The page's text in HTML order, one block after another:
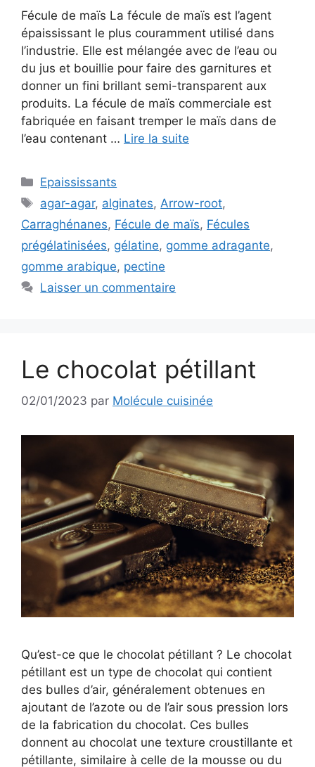
Fécule de maïs La fécule de maïs est l’agent
épaississant le plus couramment utilisé dans
l’industrie. Elle est mélangée avec de l’eau ou
du jus et bouillie pour faire des garnitures et
donner un fini brillant semi-transparent aux
produits. La fécule de maïs commerciale est
fabriquée en faisant tremper le maïs dans de
l’eau contenant … Lire la suite
Catégories
Epaississants
Étiquettes
agar-agar, alginates,Arrow-root,
Carraghénanes, Fécule de maïs, Fécules
prégélatinisées, gélatine, gomme adragante,
gomme arabique, pectine
Laisser un commentaire
Le chocolat pétillant
02/01/2023 par Molécule cuisinée
Qu’est-ce que le chocolat pétillant ? Le chocolat
pétillant est un type de chocolat qui contient
des bulles d’air, généralement obtenues en
ajoutant de l’azote ou de l’air sous pression lors
de la fabrication du chocolat. Ces bulles
donnent au chocolat une texture croustillante et
pétillante, similaire à celle de la mousse ou du